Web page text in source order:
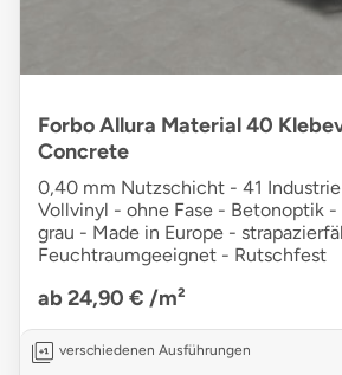
Forbo Allura Material 40
Concrete
0,40 mm Nutzschicht - 41
Vollvinyl - ohne Fase - Betonoptik
grau - Made in Europe -
Feuchtraumgeeignet - Rutschfest
ab 24,90 € /m²
verschiedenen Ausführungen